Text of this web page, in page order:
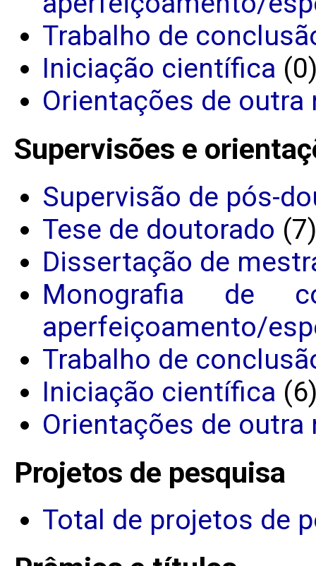
Trabalho de
Iniciação científica
Orientações de outra
Supervisões e
Supervisão de pós-
Tese de doutorado (7)
Dissertação de
Monografia de
aperfeiçoamento/
Trabalho de
Iniciação científica
Orientações de outra
Projetos de pesquisa
Total de projetos de